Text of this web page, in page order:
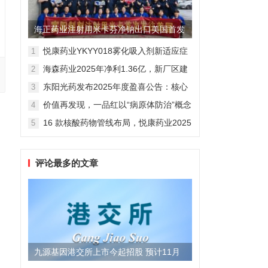
海正药业注射用米卡芬净钠出口美国首发
制剂全球化迈出关键一步
1
悦康药业YKYY018雾化吸入剂新适应症
感染防治
2
海森药业2025年净利1.36亿，新厂区建
3
东阳光药发布2025年度盈喜公告：核心
维度
4
价值再发现，一品红以“病原体防治”概念
5
16 款核酸药物管线布局，悦康药业2025
评论最多的文章
九源基因港交所上市今起招股 预计11月